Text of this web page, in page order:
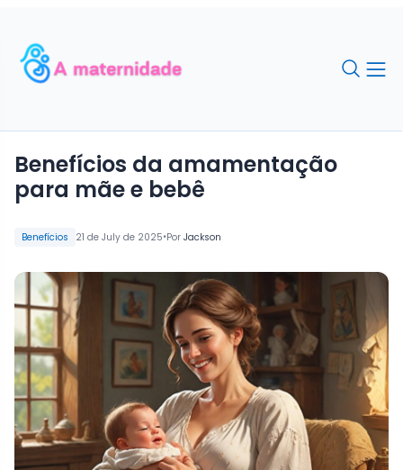
Benefícios 21 de July de 2025•Por Jackson
Benefícios da amamentação
para mãe e bebê